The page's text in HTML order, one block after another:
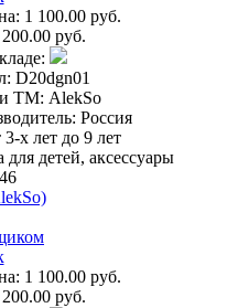
1 100.00 руб.
200.00 руб.
D20dgn01
ТМ: AlekSo
Россия
х лет до 9 лет
детей, аксессуары
1 100.00 руб.
200.00 руб.